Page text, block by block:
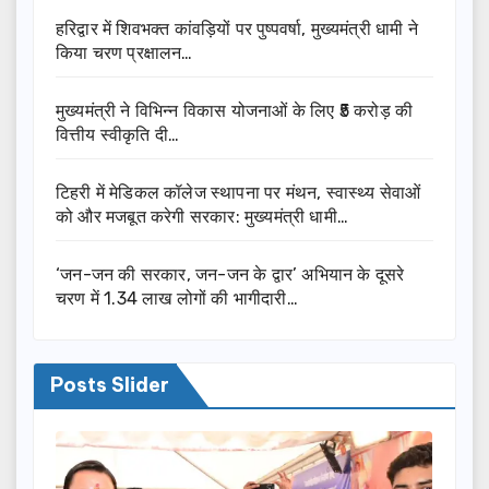
हरिद्वार में शिवभक्त कांवड़ियों पर पुष्पवर्षा, मुख्यमंत्री धामी ने
किया चरण प्रक्षालन…
मुख्यमंत्री ने विभिन्न विकास योजनाओं के लिए ₹5 करोड़ की
वित्तीय स्वीकृति दी…
टिहरी में मेडिकल कॉलेज स्थापना पर मंथन, स्वास्थ्य सेवाओं
को और मजबूत करेगी सरकार: मुख्यमंत्री धामी…
‘जन-जन की सरकार, जन-जन के द्वार’ अभियान के दूसरे
चरण में 1.34 लाख लोगों की भागीदारी…
Posts Slider